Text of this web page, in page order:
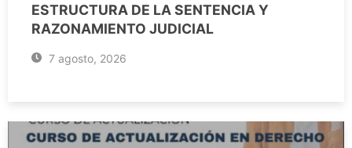
ESTRUCTURA DE LA SENTENCIA Y
RAZONAMIENTO JUDICIAL
7 agosto, 2026